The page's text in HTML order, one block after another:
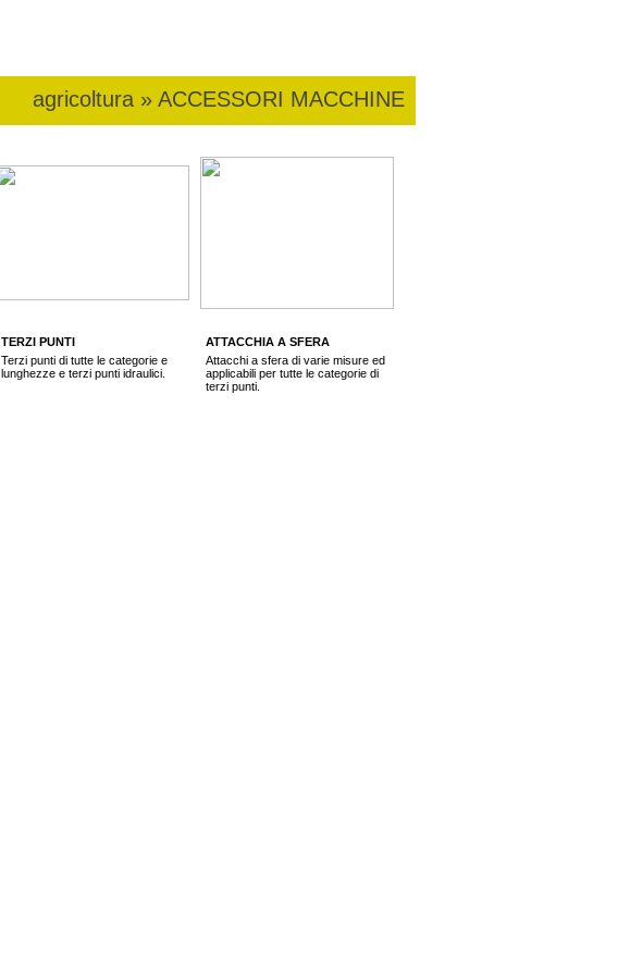
agricoltura » ACCESSORI MACCHINE
TERZI PUNTI
Terzi punti di tutte le categorie e
lunghezze e terzi punti idraulici.
ATTACCHIA A SFERA
Attacchi a sfera di varie misure ed
applicabili per tutte le categorie di
terzi punti.